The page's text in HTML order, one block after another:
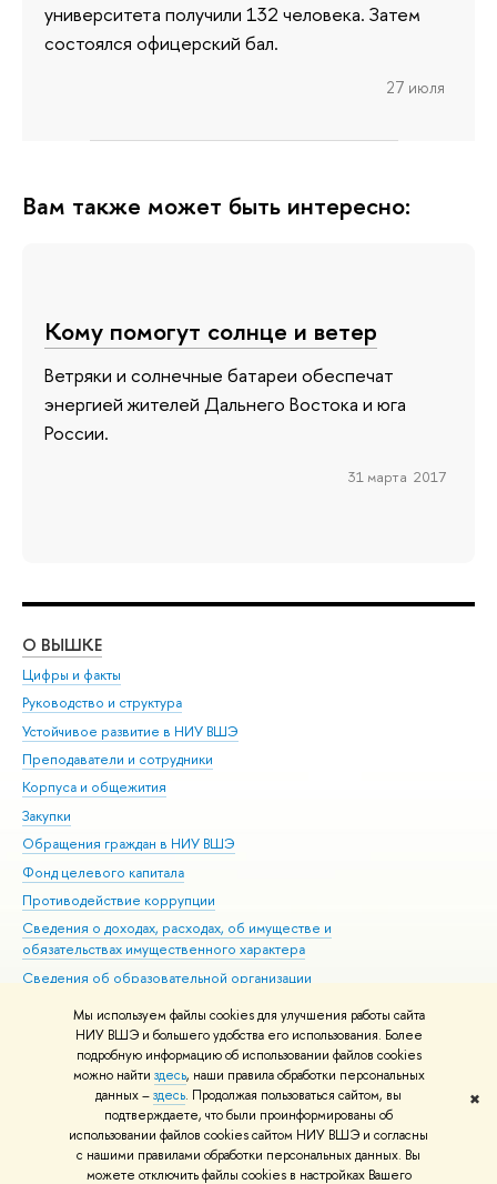
Мы используем файлы cookies для улучшения работы сайта
НИУ ВШЭ и большего удобства его использования. Более
подробную информацию об использовании файлов cookies
можно найти здесь, наши правила обработки персональных
данных –здесь. Продолжая пользоваться сайтом, вы
подтверждаете, что были проинформированы об
использовании файлов cookies сайтом НИУ ВШЭ и согласны
с нашими правилами обработки персональных данных. Вы
можете отключить файлы cookies в настройках Вашего
✖
университета получили 132 человека. Затем
состоялся офицерский бал.
27 июля
Вам также может быть интересно:
Кому помогут солнце и ветер
Ветряки и солнечные батареи обеспечат
энергией жителей Дальнего Востока и юга
России.
31 марта 2017
О ВЫШКЕ
Цифры и факты
Руководство и структура
Устойчивое развитие в НИУ ВШЭ
Преподаватели и сотрудники
Корпуса и общежития
Закупки
Обращения граждан в НИУ ВШЭ
Фонд целевого капитала
Противодействие коррупции
Сведения о доходах, расходах, об имуществе и
обязательствах имущественного характера
Сведения об образовательной организации
Людям с ограниченными возможностями здоровья
Единая платежная страница
Работа в Вышке
© НИУ ВШЭ 1993–2026 Адреса и контакты Условия использования
материалов Политика конфиденциальности Карта сайта
Шрифты HSE Sans и HSE Slab разработаны вШколе дизайна НИУ ВШЭ